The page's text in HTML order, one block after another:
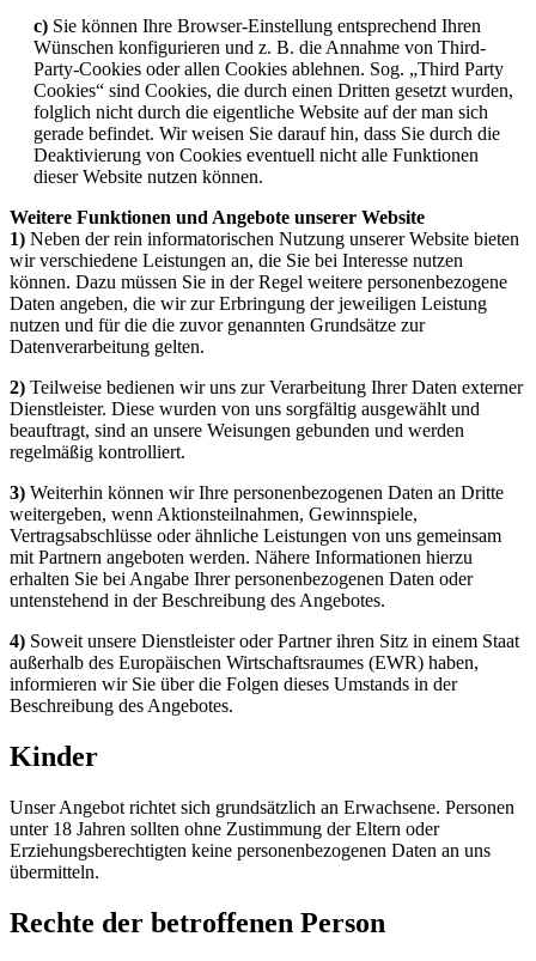
c) Sie können Ihre Browser-Einstellung entsprechend Ihren
Wünschen konfigurieren und z. B. die Annahme von Third-
Party-Cookies oder allen Cookies ablehnen. Sog. „Third Party
Cookies“ sind Cookies, die durch einen Dritten gesetzt wurden,
folglich nicht durch die eigentliche Website auf der man sich
gerade befindet. Wir weisen Sie darauf hin, dass Sie durch die
Deaktivierung von Cookies eventuell nicht alle Funktionen
dieser Website nutzen können.
Weitere Funktionen und Angebote unserer Website
1) Neben der rein informatorischen Nutzung unserer Website bieten
wir verschiedene Leistungen an, die Sie bei Interesse nutzen
können. Dazu müssen Sie in der Regel weitere personenbezogene
Daten angeben, die wir zur Erbringung der jeweiligen Leistung
nutzen und für die die zuvor genannten Grundsätze zur
Datenverarbeitung gelten.
2) Teilweise bedienen wir uns zur Verarbeitung Ihrer Daten externer
Dienstleister. Diese wurden von uns sorgfältig ausgewählt und
beauftragt, sind an unsere Weisungen gebunden und werden
regelmäßig kontrolliert.
3) Weiterhin können wir Ihre personenbezogenen Daten an Dritte
weitergeben, wenn Aktionsteilnahmen, Gewinnspiele,
Vertragsabschlüsse oder ähnliche Leistungen von uns gemeinsam
mit Partnern angeboten werden. Nähere Informationen hierzu
erhalten Sie bei Angabe Ihrer personenbezogenen Daten oder
untenstehend in der Beschreibung des Angebotes.
4) Soweit unsere Dienstleister oder Partner ihren Sitz in einem Staat
außerhalb des Europäischen Wirtschaftsraumes (EWR) haben,
informieren wir Sie über die Folgen dieses Umstands in der
Beschreibung des Angebotes.
Kinder
Unser Angebot richtet sich grundsätzlich an Erwachsene. Personen
unter 18 Jahren sollten ohne Zustimmung der Eltern oder
Erziehungsberechtigten keine personenbezogenen Daten an uns
übermitteln.
Rechte der betroffenen Person